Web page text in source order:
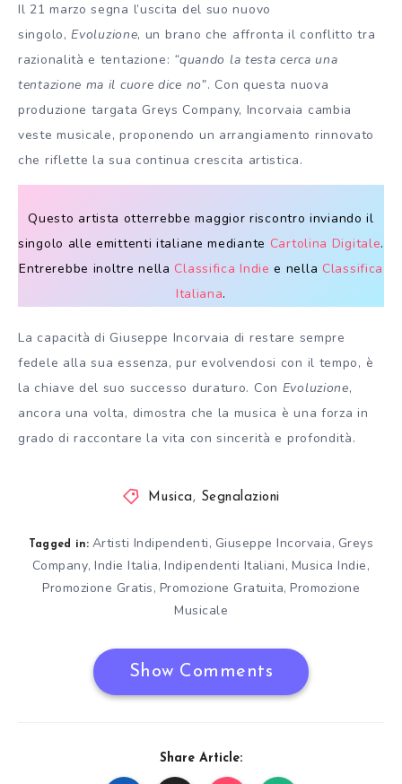
Il 21 marzo segna l’uscita del suo nuovo
singolo,Evoluzione, un brano che affronta il conflitto tra
razionalità e tentazione: “quando la testa cerca una
tentazione ma il cuore dice no”. Con questa nuova
produzione targata Greys Company, Incorvaia cambia
veste musicale, proponendo un arrangiamento rinnovato
che riflette la sua continua crescita artistica.
Questo artista otterrebbe maggior riscontro inviando il
singolo alle emittenti italiane mediante Cartolina Digitale.
Entrerebbe inoltre nella Classifica Indie e nella Classifica
Italiana.
La capacità di Giuseppe Incorvaia di restare sempre
fedele alla sua essenza, pur evolvendosi con il tempo, è
la chiave del suo successo duraturo. Con Evoluzione,
ancora una volta, dimostra che la musica è una forza in
grado di raccontare la vita con sincerità e profondità.
Musica , Segnalazioni
Tagged in: Artisti Indipendenti, Giuseppe Incorvaia, Greys
Company,Indie Italia,Indipendenti Italiani, Musica Indie,
Promozione Gratis, Promozione Gratuita, Promozione
Musicale
Show Comments
Share Article: